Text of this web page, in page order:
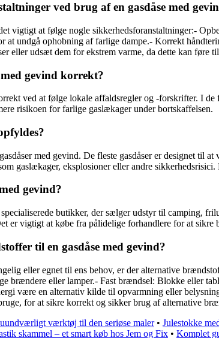
ved brug af en gasdåse med
vigtigt at følge nogle sikkerhedsforanstaltninger:-
at undgå ophobning af farlige dampe.- Korrekt
eller udsæt dem for ekstrem varme, da dette kan føre
gevind korrekt?
ved at følge lokale affaldsregler og -forskrifter. I
risikoen for farlige gaslækager under bortskaffelsen.
med gevind. De fleste gasdåser er designet til
gaslækager, eksplosioner eller andre
gevind?
butikker, der sælger udstyr til camping,
er vigtigt at købe fra pålidelige forhandlere for at sikre
til en gasdåse med gevind?
eller egnet til ens behov, er der alternative
brændere eller lamper.- Fast brændsel: Blokke eller
være en alternativ kilde til opvarmning eller
for at sikre korrekt og sikker brug af alternative
værktøj til den seriøse maler• Julestokke
skammel – et smart køb hos Jem og Fix • Komplet